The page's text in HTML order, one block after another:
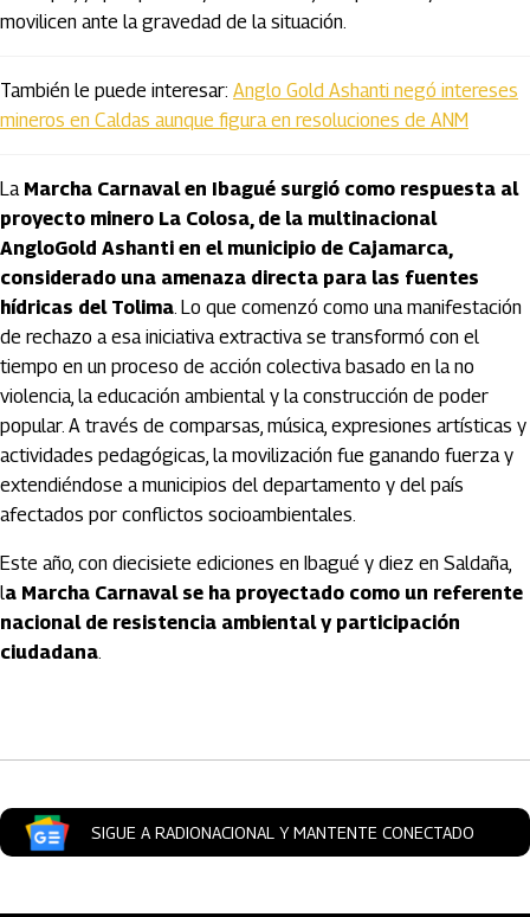
movilicen ante la gravedad de la situación.
También le puede interesar: Anglo Gold Ashanti negó intereses
mineros en Caldas aunque figura en resoluciones de ANM
LaMarcha Carnaval en Ibagué surgió como respuesta al
proyecto minero La Colosa, de la multinacional
AngloGold Ashanti en el municipio de Cajamarca,
considerado una amenaza directa para las fuentes
hídricas del Tolima. Lo que comenzó como una manifestación
de rechazo a esa iniciativa extractiva se transformó con el
tiempo en un proceso de acción colectiva basado en la no
violencia, la educación ambiental y la construcción de poder
popular. A través de comparsas, música, expresiones artísticas y
actividades pedagógicas, la movilización fue ganando fuerza y
extendiéndose a municipios del departamento y del país
afectados por conflictos socioambientales.
Este año, con diecisiete ediciones en Ibagué y diez en Saldaña,
la Marcha Carnaval se ha proyectado como un referente
nacional de resistencia ambiental y participación
ciudadana.
SIGUE A RADIONACIONAL Y MANTENTE CONECTADO